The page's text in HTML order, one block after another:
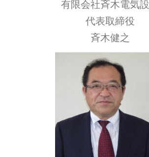
有限会社斉木電気
代表取締役
斉木健之